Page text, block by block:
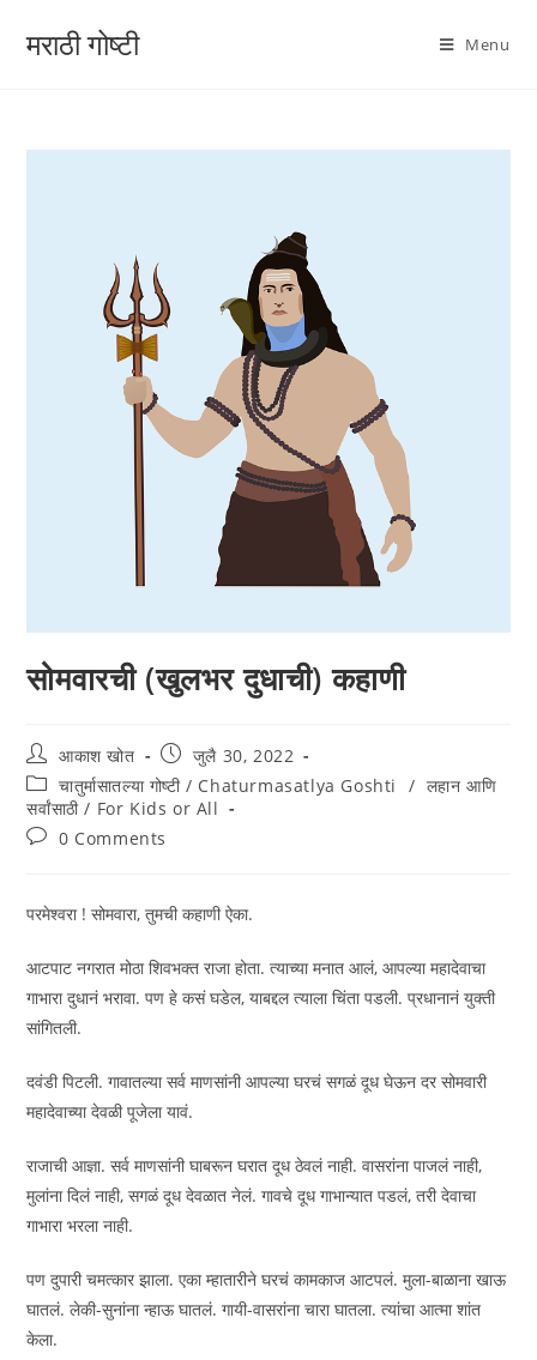
मराठी गोष्टी Menu
सोमवारची (खुलभर दुधाची) कहाणी
आकाश खोत
जुलै 30, 2022
चातुर्मासातल्या गोष्टी / Chaturmasatlya Goshti
/ लहान आणि
सर्वांसाठी / For Kids or All
0 Comments
परमेश्वरा ! सोमवारा, तुमची कहाणी ऐका.
आटपाट नगरात मोठा शिवभक्त राजा होता. त्याच्या मनात आलं, आपल्या महादेवाचा
गाभारा दुधानं भरावा. पण हे कसं घडेल, याबद्दल त्याला चिंता पडली. प्रधानानं युक्ती
सांगितली.
दवंडी पिटली. गावातल्या सर्व माणसांनी आपल्या घरचं सगळं दूध घेऊन दर सोमवारी
महादेवाच्या देवळी पूजेला यावं.
राजाची आज्ञा. सर्व माणसांनी घाबरून घरात दूध ठेवलं नाही. वासरांना पाजलं नाही,
मुलांना दिलं नाही, सगळं दूध देवळात नेलं. गावचे दूध गाभान्यात पडलं, तरी देवाचा
गाभारा भरला नाही.
पण दुपारी चमत्कार झाला. एका म्हातारीने घरचं कामकाज आटपलं. मुला-बाळाना खाऊ
घातलं. लेकी-सुनांना न्हाऊ घातलं. गायी-वासरांना चारा घातला. त्यांचा आत्मा शांत
केला.